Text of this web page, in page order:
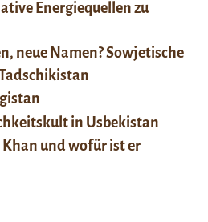
Energiequellen zu
neue Namen? Sowjetische
in Usbekistan
Khan und wofür ist er